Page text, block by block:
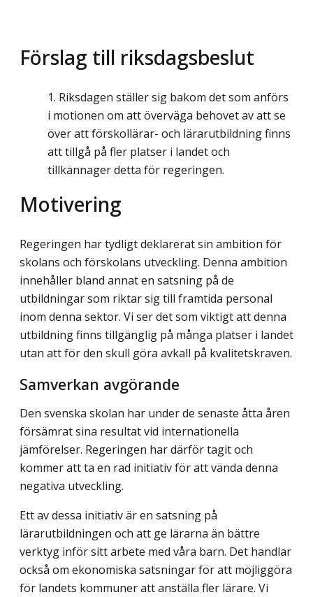
Förslag till riksdagsbeslut
Riksdagen ställer sig bakom det som anförs
i motionen om att överväga behovet av att se
över att förskollärar- och lärarutbildning finns
att tillgå på fler platser i landet och
tillkännager detta för regeringen.
Motivering
Regeringen har tydligt deklarerat sin ambition för
skolans och förskolans utveckling. Denna ambition
innehåller bland annat en satsning på de
utbildningar som riktar sig till framtida personal
inom denna sektor. Vi ser det som viktigt att denna
utbildning finns tillgänglig på många platser i landet
utan att för den skull göra avkall på kvalitetskraven.
Samverkan avgörande
Den svenska skolan har under de senaste åtta åren
försämrat sina resultat vid internationella
jämförelser. Regeringen har därför tagit och
kommer att ta en rad initiativ för att vända denna
negativa utveckling.
Ett av dessa initiativ är en satsning på
lärarutbildningen och att ge lärarna än bättre
verktyg inför sitt arbete med våra barn. Det handlar
också om ekonomiska satsningar för att möjliggöra
för landets kommuner att anställa fler lärare. Vi